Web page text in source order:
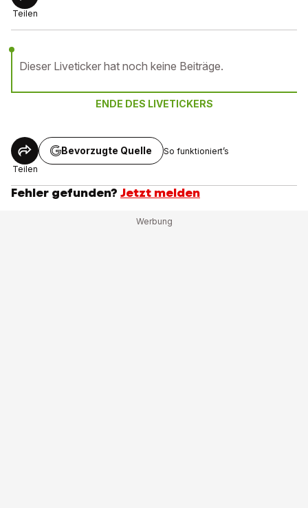
Teilen
Dieser Liveticker hat noch keine Beiträge.
ENDE DES LIVETICKERS
Teilen
Bevorzugte Quelle So funktioniert’s
Fehler gefunden? Jetzt melden